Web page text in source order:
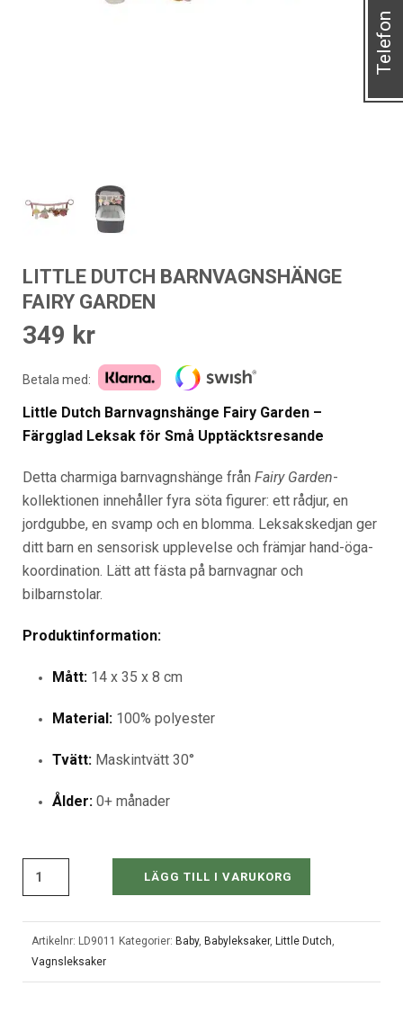
LITTLE DUTCH BARNVAGNSHÄNGE
FAIRY GARDEN
349 kr
Betala med:
Little Dutch Barnvagnshänge Fairy Garden –
Färgglad Leksak för Små Upptäcktsresande
Detta charmiga barnvagnshänge från Fairy Garden-
kollektionen innehåller fyra söta figurer: ett rådjur, en
jordgubbe, en svamp och en blomma. Leksakskedjan ger
ditt barn en sensorisk upplevelse och främjar hand-öga-
koordination. Lätt att fästa på barnvagnar och
bilbarnstolar.
Produktinformation:
Mått:14 x 35 x 8 cm
Material:100% polyester
Tvätt:Maskintvätt 30°
Ålder:0+ månader
LÄGG TILL I VARUKORG
Artikelnr: LD9011 Kategorier: Baby, Babyleksaker, Little Dutch,
Vagnsleksaker
Telefon